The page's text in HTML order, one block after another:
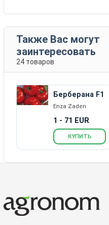
Также Вас могут
заинтересовать
24 товаров
Берберана F1
Enza Zaden
1 - 71 EUR
КУПИТЬ